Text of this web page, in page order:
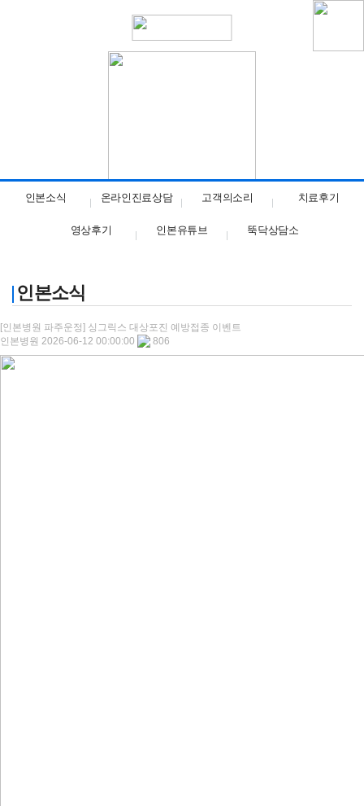
인본소식 온라인진료상담 고객의소리 치료후기
영상후기 인본유튜브 뚝닥상담소
인본소식
[인본병원 파주운정] 싱그릭스 대상포진 예방접종 이벤트
인본병원 2026-06-12 00:00:00 806